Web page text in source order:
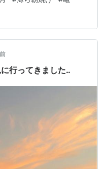
っていた洗濯機が「ピ
‥。 洗濯物を干しに行
ました。満月に兎ではな
けと亀が見えなくなって
隣の屋根の上に現れた
中秋の…
行ってきました‥